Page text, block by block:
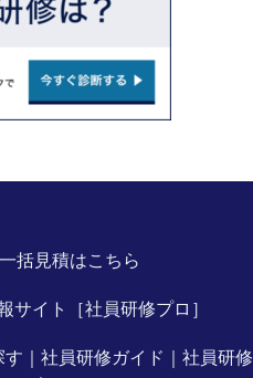
括見積はこちら
サイト［社員研修プロ］
す 社員研修ガイド
社員研修